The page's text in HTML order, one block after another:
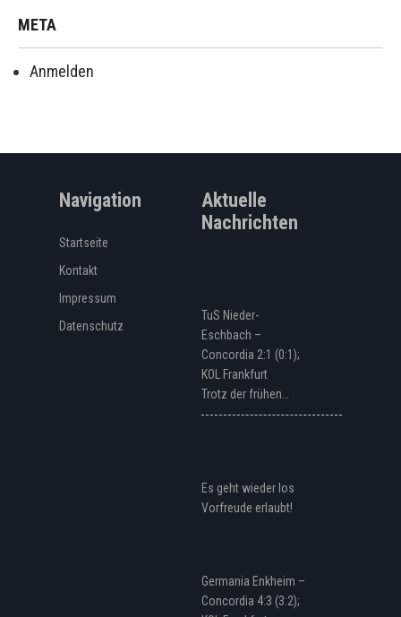
META
Anmelden
Navigation
Startseite
Kontakt
Impressum
Datenschutz
Aktuelle
Nachrichten
TuS Nieder-
Eschbach –
Concordia 2:1 (0:1);
KOL Frankfurt
Trotz der frühen…
Es geht wieder los
Vorfreude erlaubt!
Germania Enkheim –
Concordia 4:3 (3:2);